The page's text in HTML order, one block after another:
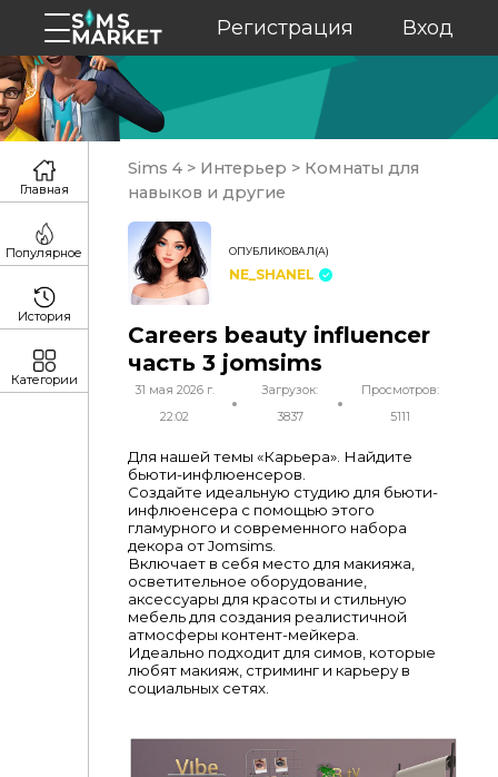
Регистрация Вход
Sims 4 > Интерьер > Комнаты для
навыков и другие
ОПУБЛИКОВАЛ(А)
NE_SHANEL
Careers beauty influencer
часть 3 jomsims
31 мая 2026 г.
22:02
Загрузок:
3837
Просмотров:
5111
Для нашей темы «Карьера». Найдите
бьюти-инфлюенсеров.
Создайте идеальную студию для бьюти-
инфлюенсера с помощью этого
гламурного и современного набора
декора от Jomsims.
Включает в себя место для макияжа,
осветительное оборудование,
аксессуары для красоты и стильную
мебель для создания реалистичной
атмосферы контент-мейкера.
Идеально подходит для симов, которые
любят макияж, стриминг и карьеру в
социальных сетях.
Главная
Популярное
История
Категории